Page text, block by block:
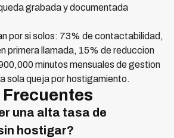
grabada y documentada
por si solos: 73% de contactabilidad,
primera llamada, 15% de reduccion
minutos mensuales de gestion
sola queja por hostigamiento.
una alta tasa de
hostigar?